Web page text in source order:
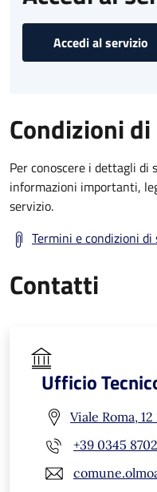
Accedi al servizio
Condizioni
Per conoscere i dettagli di
informazioni importanti,
servizio.
Termini e condizioni di
Contatti
Ufficio
Viale Roma,
+39 0345